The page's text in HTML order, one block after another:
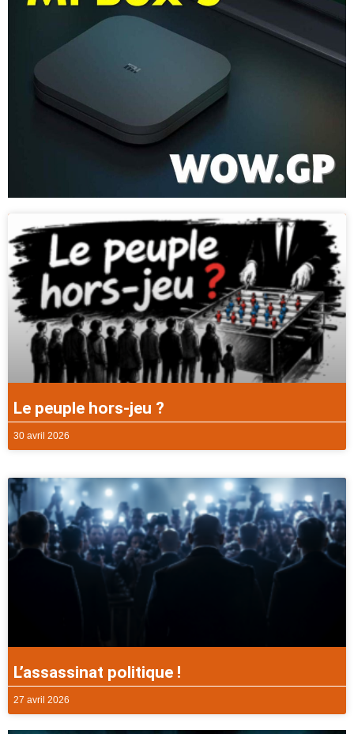
Le peuple hors-jeu ?
30 avril 2026
L’assassinat politique !
27 avril 2026